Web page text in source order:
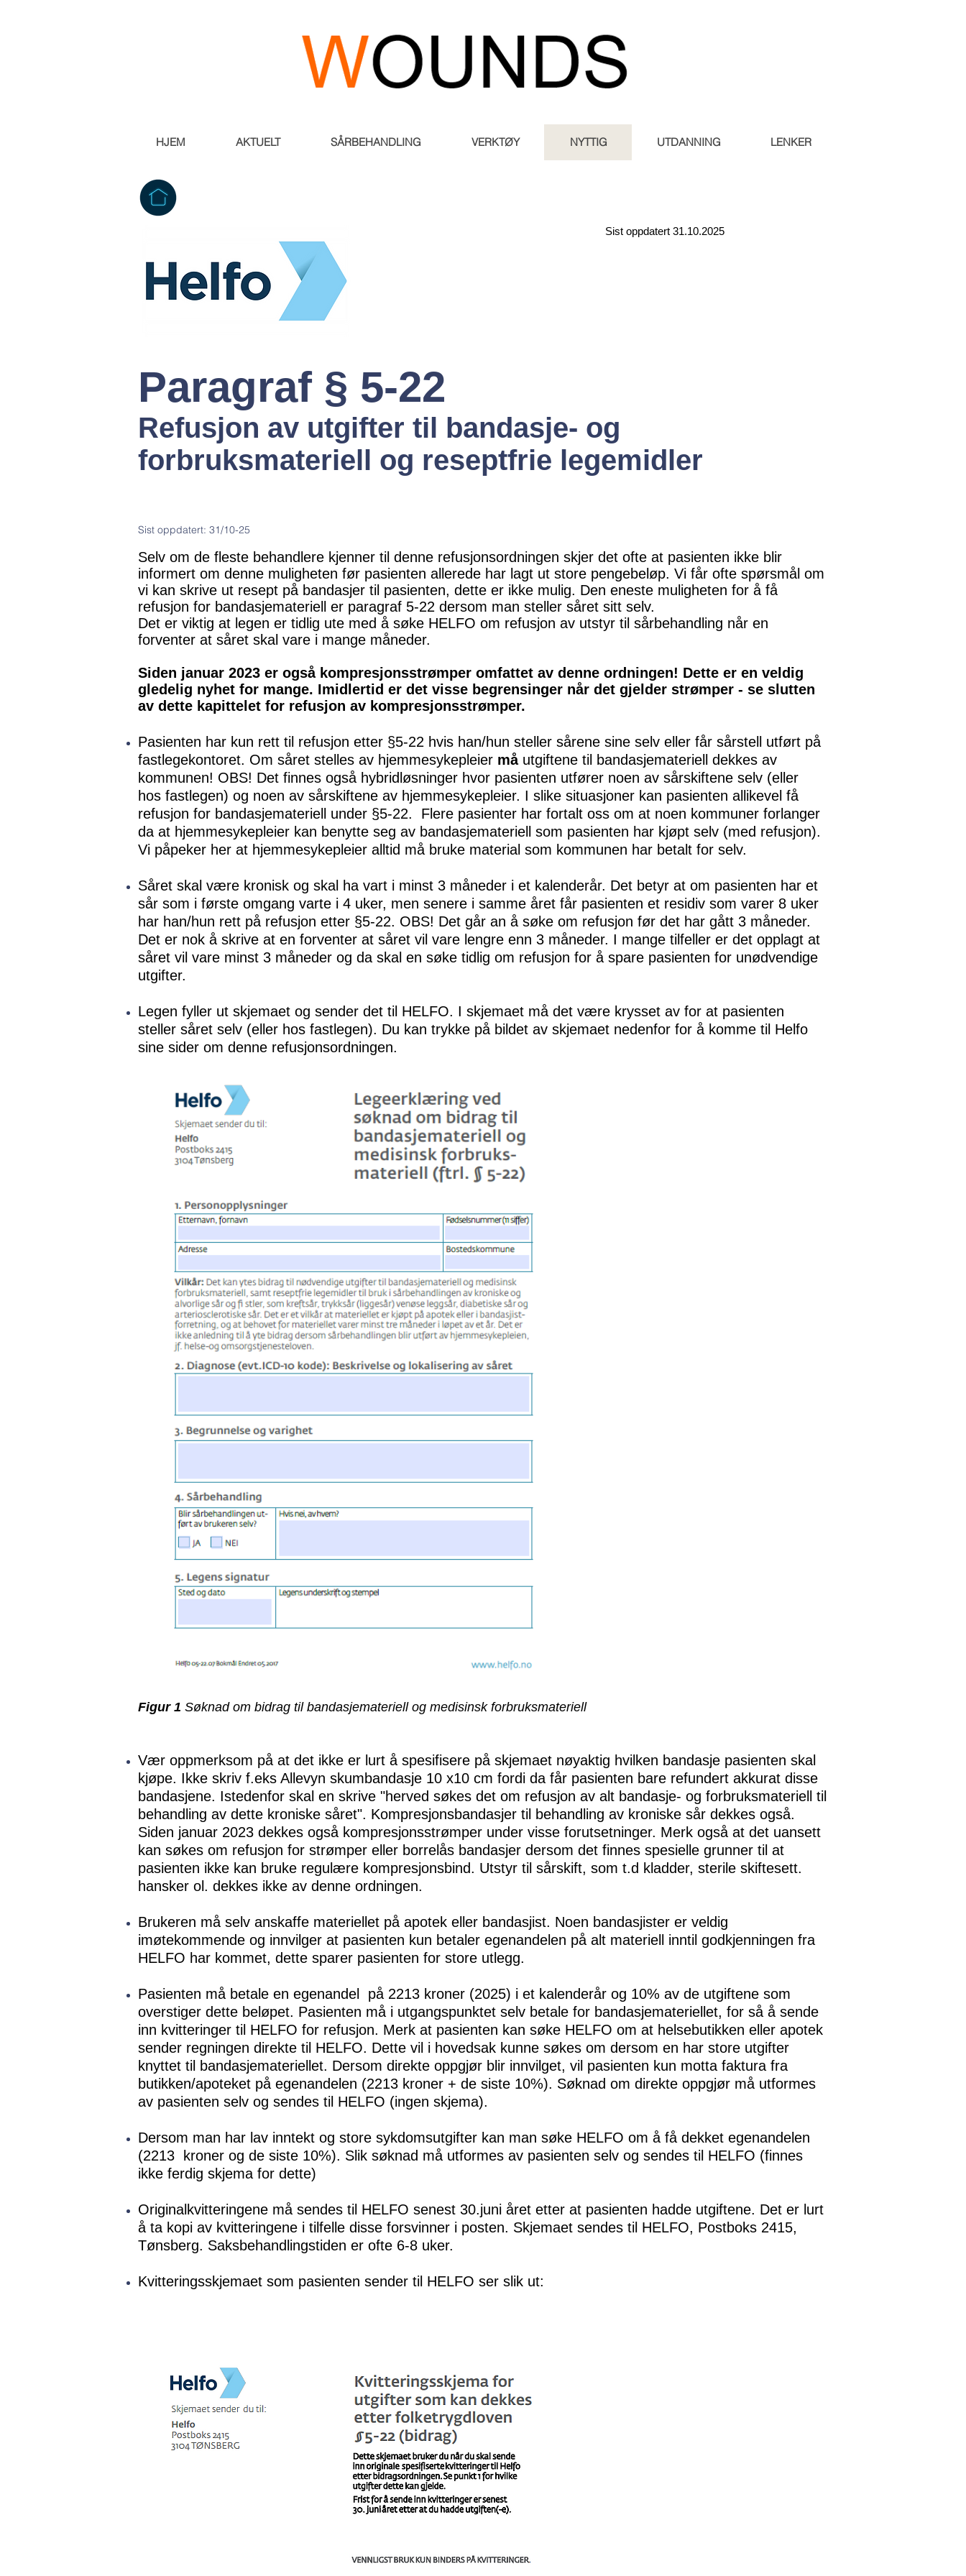
HJEM AKTUELT SÅRBEHANDLING VERKTØY NYTTIG UTDANNING LENKER
Sist oppdatert 31.10.2025
Paragraf § 5-22
Refusjon av utgifter til bandasje- og
forbruksmateriell og reseptfrie legemidler
Sist oppdatert: 31/10-25
Selv om de fleste behandlere kjenner til denne refusjonsordningen skjer det ofte at pasienten ikke blir
informert om denne muligheten før pasienten allerede har lagt ut store pengebeløp. Vi får ofte spørsmål om
vi kan skrive ut resept på bandasjer til pasienten, dette er ikke mulig. Den eneste muligheten for å få
refusjon for bandasjemateriell er paragraf 5-22 dersom man steller såret sitt selv.
Det er viktig at legen er tidlig ute med å søke HELFO om refusjon av utstyr til sårbehandling når en
forventer at såret skal vare i mange måneder.
Siden januar 2023 er også kompresjonsstrømper omfattet av denne ordningen! Dette er en veldig
gledelig nyhet for mange. Imidlertid er det visse begrensinger når det gjelder strømper - se slutten
av dette kapittelet for refusjon av kompresjonsstrømper.
Pasienten har kun rett til refusjon etter §5-22 hvis han/hun steller sårene sine selv eller får sårstell utført på
fastlegekontoret. Om såret stelles av hjemmesykepleier måutgiftene til bandasjemateriell dekkes av
kommunen! OBS! Det finnes også hybridløsninger hvor pasienten utfører noen av sårskiftene selv (eller
hos fastlegen) og noen av sårskiftene av hjemmesykepleier. I slike situasjoner kan pasienten allikevel få
refusjon for bandasjemateriell under §5-22. Flere pasienter har fortalt oss om at noen kommuner forlanger
da at hjemmesykepleier kan benytte seg av bandasjemateriell som pasienten har kjøpt selv (med refusjon).
Vi påpeker her at hjemmesykepleier alltid må bruke material som kommunen har betalt for selv.
Såret skal være kronisk og skal ha vart i minst 3 måneder i et kalenderår. Det betyr at om pasienten har et
sår som i første omgang varte i 4 uker, men senere i samme året får pasienten et residiv som varer 8 uker
har han/hun rett på refusjon etter §5-22. OBS! Det går an å søke om refusjon før det har gått 3 måneder.
Det er nok å skrive at en forventer at såret vil vare lengre enn 3 måneder. I mange tilfeller er det opplagt at
såret vil vare minst 3 måneder og da skal en søke tidlig om refusjon for å spare pasienten for unødvendige
utgifter.
Legen fyller ut skjemaet og sender det til HELFO. I skjemaet må det være krysset av for at pasienten
steller såret selv (eller hos fastlegen). Du kan trykke på bildet av skjemaet nedenfor for å komme til Helfo
sine sider om denne refusjonsordningen.
Figur 1 Søknad om bidrag til bandasjemateriell og medisinsk forbruksmateriell
Vær oppmerksom på at det ikke er lurt å spesifisere på skjemaet nøyaktig hvilken bandasje pasienten skal
kjøpe. Ikke skriv f.eks Allevyn skumbandasje 10 x10 cm fordi da får pasienten bare refundert akkurat disse
bandasjene. Istedenfor skal en skrive "herved søkes det om refusjon av alt bandasje- og forbruksmateriell til
behandling av dette kroniske såret". Kompresjonsbandasjer til behandling av kroniske sår dekkes også.
Siden januar 2023 dekkes også kompresjonsstrømper under visse forutsetninger. Merk også at det uansett
kan søkes om refusjon for strømper eller borrelås bandasjer dersom det finnes spesielle grunner til at
pasienten ikke kan bruke regulære kompresjonsbind. Utstyr til sårskift, som t.d kladder, sterile skiftesett.
hansker ol. dekkes ikke av denne ordningen.
Brukeren må selv anskaffe materiellet på apotek eller bandasjist. Noen bandasjister er veldig
imøtekommende og innvilger at pasienten kun betaler egenandelen på alt materiell inntil godkjenningen fra
HELFO har kommet, dette sparer pasienten for store utlegg.
Pasienten må betale en egenandel på 2213 kroner (2025) i et kalenderår og 10% av de utgiftene som
overstiger dette beløpet. Pasienten må i utgangspunktet selv betale for bandasjemateriellet, for så å sende
inn kvitteringer til HELFO for refusjon. Merk at pasienten kan søke HELFO om at helsebutikken eller apotek
sender regningen direkte til HELFO. Dette vil i hovedsak kunne søkes om dersom en har store utgifter
knyttet til bandasjemateriellet. Dersom direkte oppgjør blir innvilget, vil pasienten kun motta faktura fra
butikken/apoteket på egenandelen (2213 kroner + de siste 10%). Søknad om direkte oppgjør må utformes
av pasienten selv og sendes til HELFO (ingen skjema).
Dersom man har lav inntekt og store sykdomsutgifter kan man søke HELFO om å få dekket egenandelen
(2213 kroner og de siste 10%). Slik søknad må utformes av pasienten selv og sendes til HELFO (finnes
ikke ferdig skjema for dette)
Originalkvitteringene må sendes til HELFO senest 30.juni året etter at pasienten hadde utgiftene. Det er lurt
å ta kopi av kvitteringene i tilfelle disse forsvinner i posten. Skjemaet sendes til HELFO, Postboks 2415,
Tønsberg. Saksbehandlingstiden er ofte 6-8 uker.
Kvitteringsskjemaet som pasienten sender til HELFO ser slik ut: